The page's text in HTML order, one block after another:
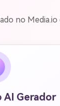
no
AI Gerador